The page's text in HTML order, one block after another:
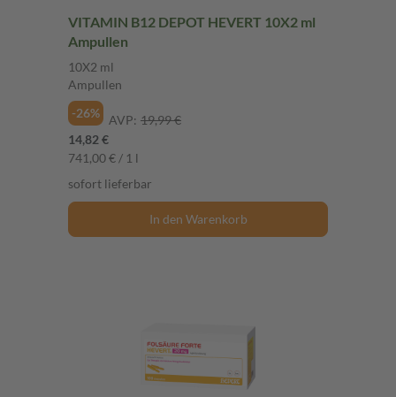
VITAMIN B12 DEPOT HEVERT 10X2 ml
Ampullen
10X2 ml
Ampullen
-26%
AVP: 19,99 €
14,82 €
741,00 € / 1 l
sofort lieferbar
In den Warenkorb